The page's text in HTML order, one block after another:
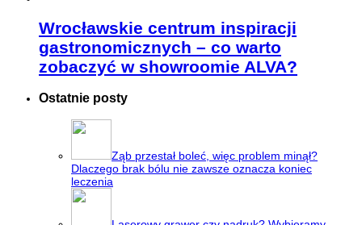
Wrocławskie centrum inspiracji
gastronomicznych – co warto
zobaczyć w showroomie ALVA?
Ostatnie posty
Ząb przestał boleć, więc problem minął?
Dlaczego brak bólu nie zawsze oznacza koniec
leczenia